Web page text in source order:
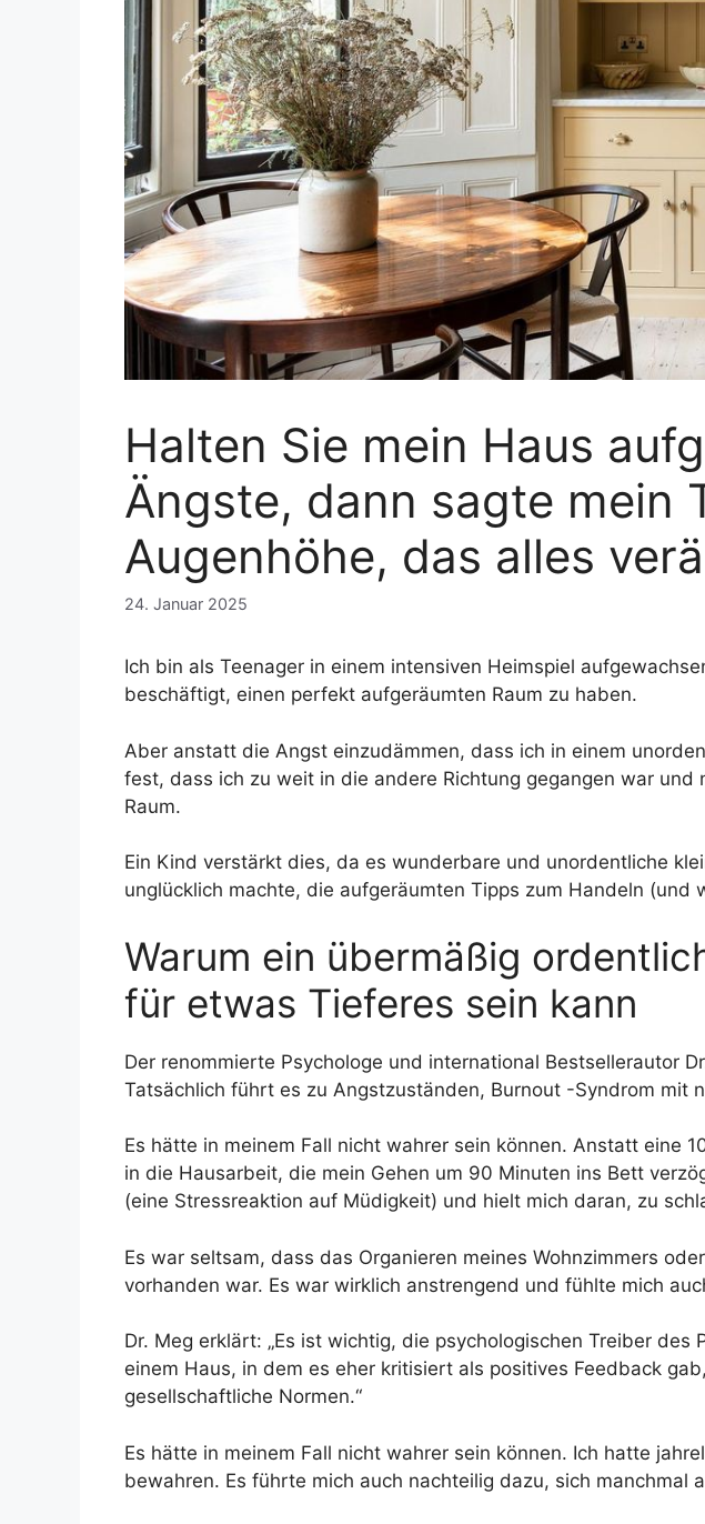
Halten Sie mein Haus
Ängste, dann sagte mein
Augenhöhe, das alles
24. Januar 2025
Ich bin als Teenager in einem intensiven Heimspiel
beschäftigt, einen perfekt aufgeräumten Raum zu haben.
Aber anstatt die Angst einzudämmen, dass ich in einem
fest, dass ich zu weit in die andere Richtung gegangen war
Raum.
Ein Kind verstärkt dies, da es wunderbare und unordentliche
unglücklich machte, die aufgeräumten Tipps zum Handeln
Warum ein übermäßig
für etwas Tieferes sein kann
Der renommierte Psychologe und international Bestsellerautor
Tatsächlich führt es zu Angstzuständen, Burnout -Syndrom mit
Es hätte in meinem Fall nicht wahrer sein können. Anstatt eine
in die Hausarbeit, die mein Gehen um 90 Minuten ins Bett
(eine Stressreaktion auf Müdigkeit) und hielt mich daran, zu
Es war seltsam, dass das Organieren meines Wohnzimmers
vorhanden war. Es war wirklich anstrengend und fühlte mich
Dr. Meg erklärt: „Es ist wichtig, die psychologischen Treiber
einem Haus, in dem es eher kritisiert als positives Feedback
gesellschaftliche Normen.“
Es hätte in meinem Fall nicht wahrer sein können. Ich hatte
bewahren. Es führte mich auch nachteilig dazu, sich manchmal